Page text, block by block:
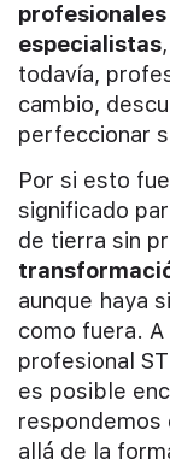
especialistas
todavía,
cambio,
perfeccionar
Por si esto
significado
de tierra sin
aunque haya
como fuera.
profesional
es posible
respondemos
allá de la